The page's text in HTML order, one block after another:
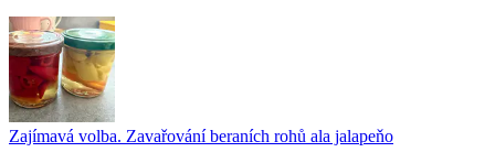
Zajímavá volba. Zavařování beraních rohů ala jalapeňo